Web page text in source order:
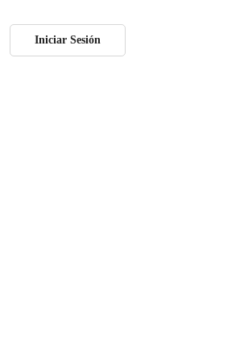
Iniciar Sesión